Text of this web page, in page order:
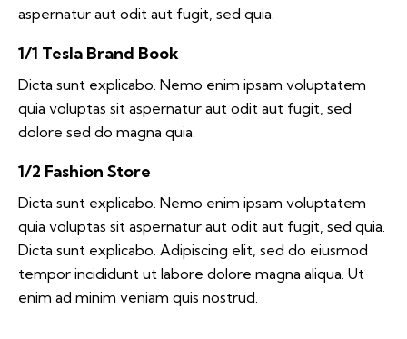
aspernatur aut odit aut fugit, sed quia.
1/1 Tesla Brand Book
Dicta sunt explicabo. Nemo enim ipsam voluptatem
quia voluptas sit aspernatur aut odit aut fugit, sed
dolore sed do magna quia.
1/2 Fashion Store
Dicta sunt explicabo. Nemo enim ipsam voluptatem
quia voluptas sit aspernatur aut odit aut fugit, sed quia.
Dicta sunt explicabo. Adipiscing elit, sed do eiusmod
tempor incididunt ut labore dolore magna aliqua. Ut
enim ad minim veniam quis nostrud.